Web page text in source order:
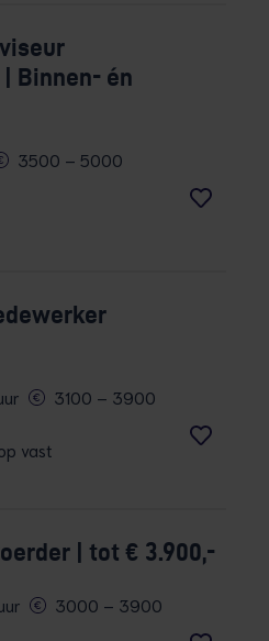
Binnen- én
3500 – 5000
3100 – 3900
vast
| tot € 3.900,-
3000 – 3900